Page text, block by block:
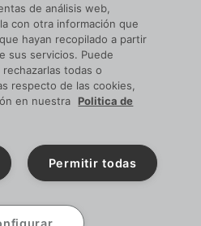
ACCEDE
RRSS
de análisis web,
con otra información que
hayan recopilado a partir
sus servicios. Puede
todas o
respecto de las cookies,
en nuestra
Politica de
Permitir todas